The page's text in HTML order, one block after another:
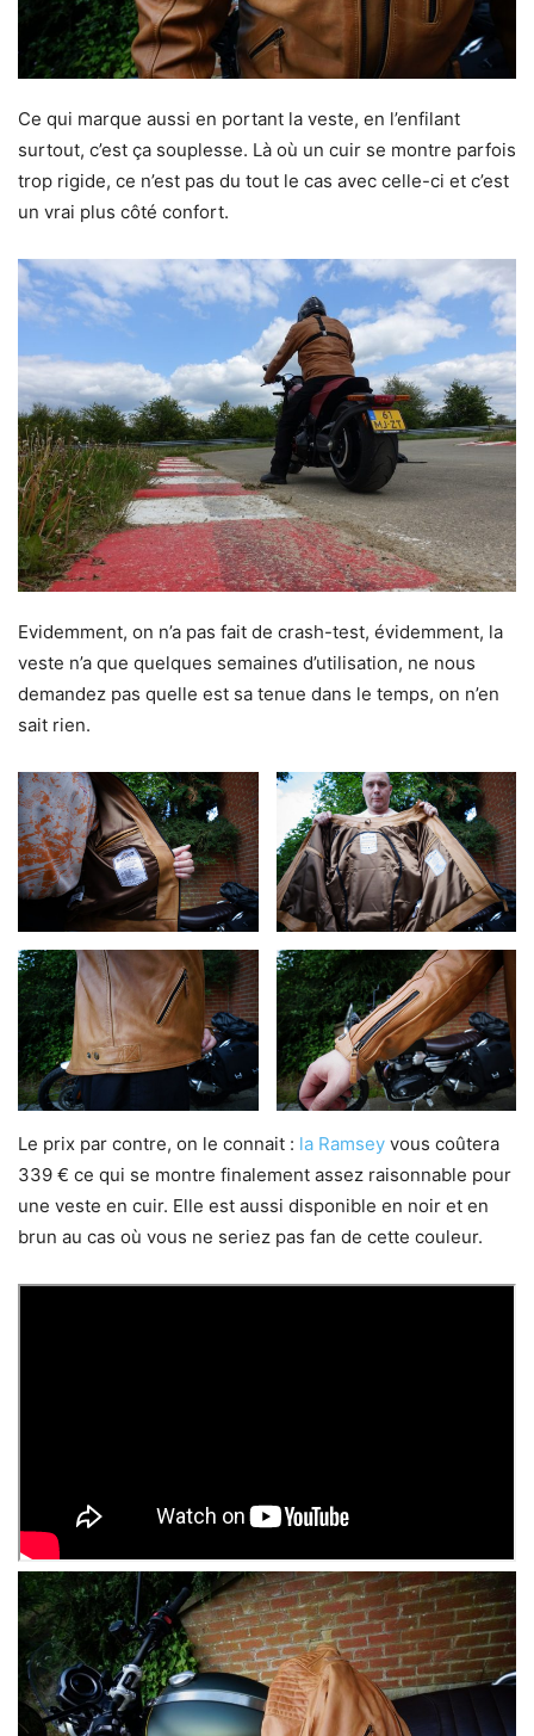
Ce qui marque aussi en portant la veste, en l’enfilant
surtout, c’est ça souplesse. Là où un cuir se montre parfois
trop rigide, ce n’est pas du tout le cas avec celle-ci et c’est
un vrai plus côté confort.
Evidemment, on n’a pas fait de crash-test, évidemment, la
veste n’a que quelques semaines d’utilisation, ne nous
demandez pas quelle est sa tenue dans le temps, on n’en
sait rien.
Le prix par contre, on le connait : la Ramsey vous coûtera
339 € ce qui se montre finalement assez raisonnable pour
une veste en cuir. Elle est aussi disponible en noir et en
brun au cas où vous ne seriez pas fan de cette couleur.